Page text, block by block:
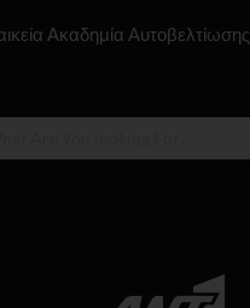
Ακαδημία Αυτοβελτίωσης